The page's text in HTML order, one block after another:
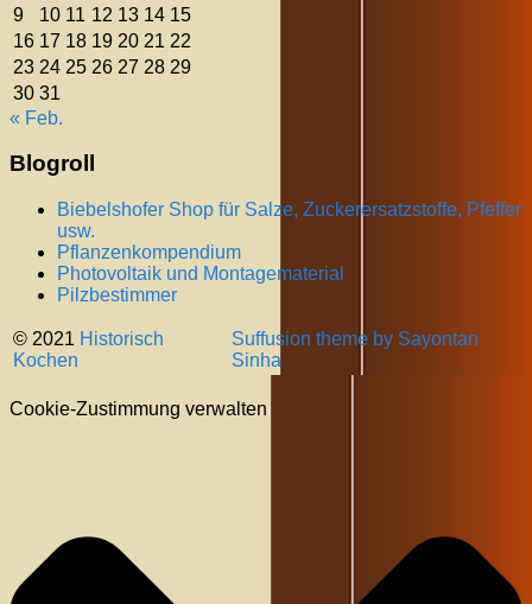
9
10 11 12 13 14 15
16 17 18 19 20 21 22
23 24 25 26 27 28 29
30 31
« Feb.
Blogroll
Biebelshofer Shop für Salze, Zuckerersatzstoffe, Pfeffer
usw.
Pflanzenkompendium
Photovoltaik und Montagematerial
Pilzbestimmer
© 2021 Historisch
Kochen
Suffusion theme by Sayontan
Sinha
Cookie-Zustimmung verwalten